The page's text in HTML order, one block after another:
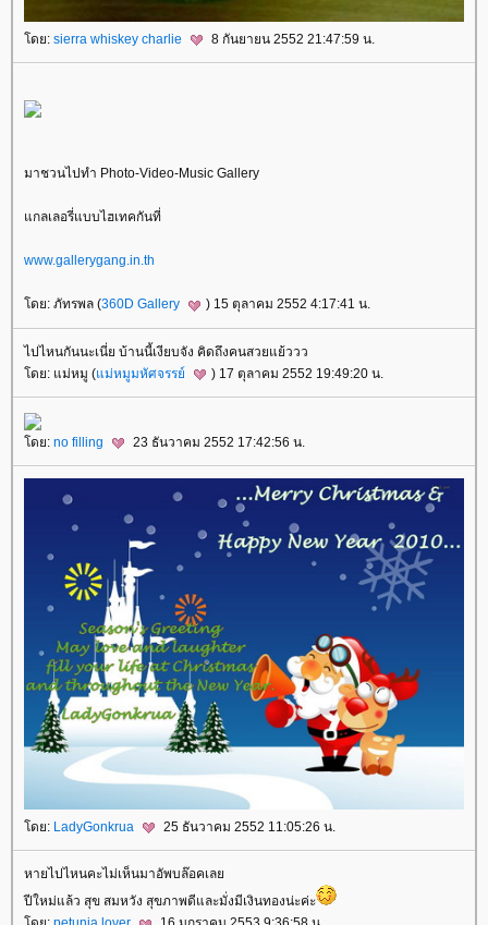
ดย: sierra whiskey charlie 8 กันยายน 2552 21:47:59 น.
มาชวนไปทำ Photo-Video-Music Gallery
กลเลอรี่แบบไฮเทคกันที่
www.gallerygang.in.th
ดย: ภัทรพล (360D Gallery ) 15 ตุลาคม 2552 4:17:41 น.
ไปไหนกันนะเนี่ย บ้านนี้เงียบจัง คิดถึงคนสวยแย้ววว
ดย: แม่หมู (ม่หมูมหัศจรรย์ ) 17 ตุลาคม 2552 19:49:20 น.
ดย: no filling 23 ธันวาคม 2552 17:42:56 น.
ดย: LadyGonkrua 25 ธันวาคม 2552 11:05:26 น.
หายไปไหนคะไม่เห็นมาอัพบล๊อคเล
ปีใหม่แล้ว สุข สมหวัง สุขภาพดีและมั่งมีเงินทองน่ะค่ะ